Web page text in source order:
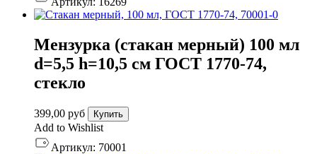
Мензурка (стакан мерный) 100 мл
d=5,5 h=10,5 см ГОСТ 1770-74,
стекло
399,00 руб Купить
Add to Wishlist
Артикул: 70001